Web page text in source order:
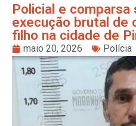
Policial e
execução brutal de
filho na cidade de
maio 20, 2026 Polícia